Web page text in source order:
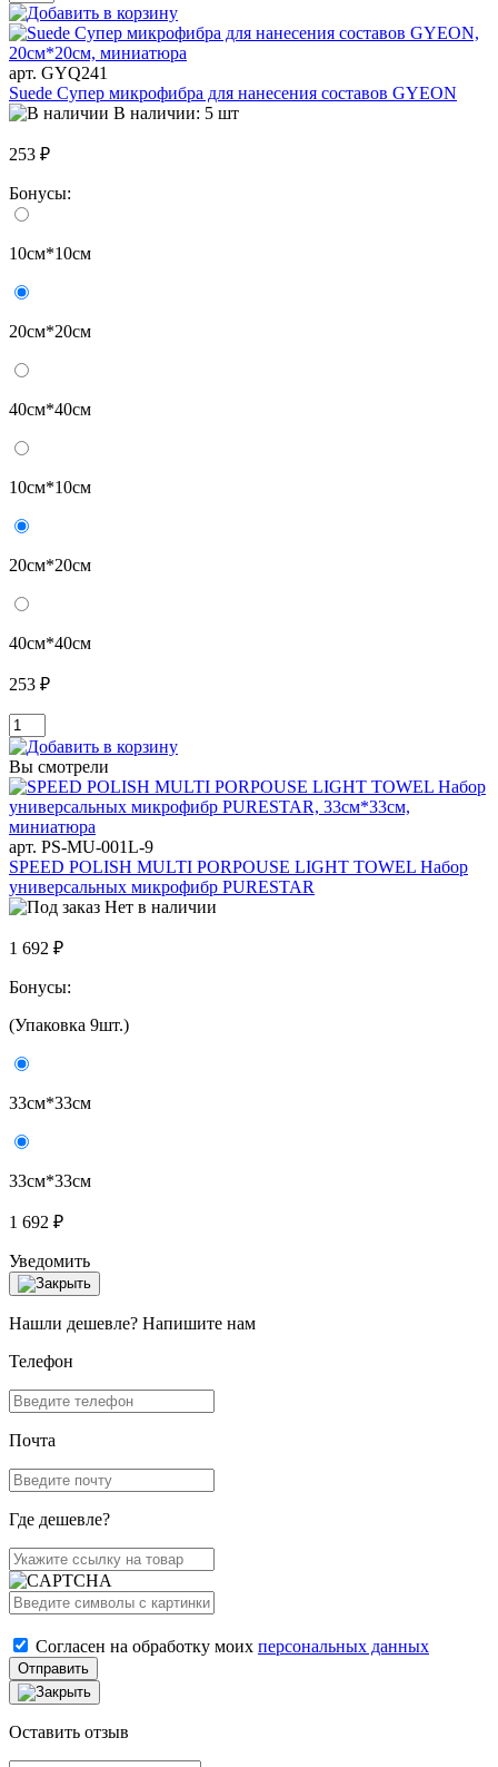
арт. GYQ241
Suede Супер микрофибра для нанесения составов GYEON
В наличии: 5 шт
253 ₽
Бонусы:
10см*10см
20см*20см
40см*40см
10см*10см
20см*20см
40см*40см
253 ₽
Вы смотрели
арт. PS-MU-001L-9
SPEED POLISH MULTI PORPOUSE LIGHT TOWEL Набор
универсальных микрофибр PURESTAR
Нет в наличии
1 692 ₽
Бонусы:
(Упаковка 9шт.)
33см*33см
33см*33см
1 692 ₽
Уведомить
Нашли дешевле? Напишите нам
Телефон
Почта
Где дешевле?
Согласен на обработку моих персональных данных
Отправить
Оставить отзыв